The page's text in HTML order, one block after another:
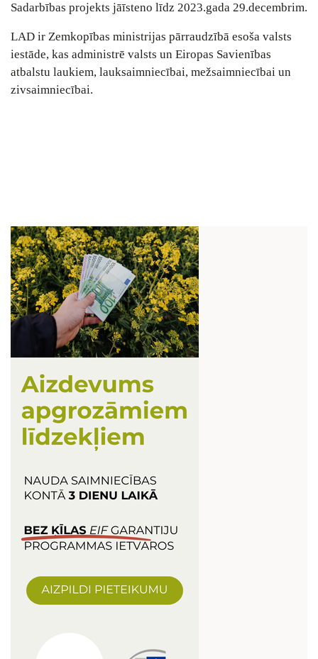
Sadarbības projekts jāīsteno līdz 2023.gada 29.decembrim.
LAD ir Zemkopības ministrijas pārraudzībā esoša valsts
iestāde, kas administrē valsts un Eiropas Savienības
atbalstu laukiem, lauksaimniecībai, mežsaimniecībai un
zivsaimniecībai.